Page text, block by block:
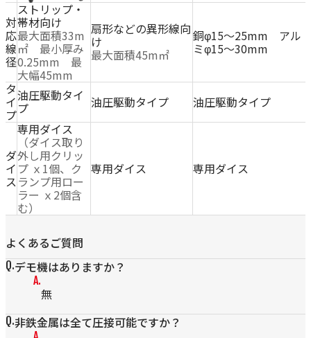
対
応
線
径
ストリップ・
帯材向け
最大面積33m
㎡ 最小厚み
0.25mm 最
大幅45mm
扇形などの異形線向
け
最大面積45m㎡
銅φ15～25mm アル
ミφ15～30mm
タ
イ
プ
油圧駆動タイ
プ 油圧駆動タイプ 油圧駆動タイプ
ダ
イ
ス
専用ダイス
（ダイス取り
外し用クリッ
プ ｘ1個、ク
ランプ用ロー
ラー ｘ2個含
む）
専用ダイス 専用ダイス
よくあるご質問
デモ機はありますか？
無
非鉄金属は全て圧接可能ですか？